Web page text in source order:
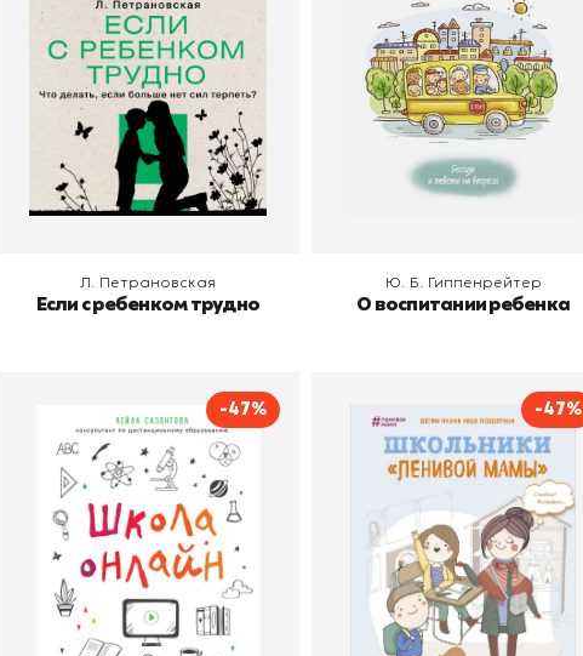
В корзину
Л. Петрановская
Если с ребенком трудно
В корзину
Ю. Б. Гиппенрейтер
О воспитании ребенка
-47%
Школа онлайн. Как
ребенку учиться дома с
удовольствием
Лейла Сазонтова
Издательство
Бомбора
-47%
Школьники "Ленивой
мамы"
Анна Быкова
Издательство
Бомбора